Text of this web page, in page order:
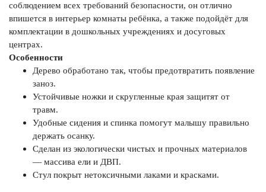
соблюдением всех требований безопасности, он отлично
впишется в интерьер комнаты ребёнка, а также подойдёт для
комплектации в дошкольных учреждениях и досуговых
центрах.
Особенности
Дерево обработано так, чтобы предотвратить появление
заноз.
Устойчивые ножки и скругленные края защитят от
травм.
Удобные сидения и спинка помогут малышу правильно
держать осанку.
Сделан из экологически чистых и прочных материалов
— массива ели и ДВП.
Стул покрыт нетоксичными лаками и красками.